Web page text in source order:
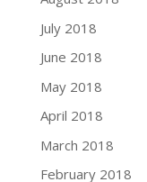
July 2018
June 2018
May 2018
April 2018
March 2018
February 2018